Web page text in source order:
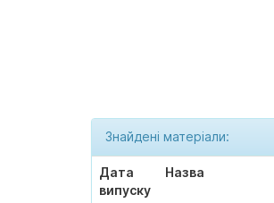
Знайдені матеріали:
Дата
випуску
Назва